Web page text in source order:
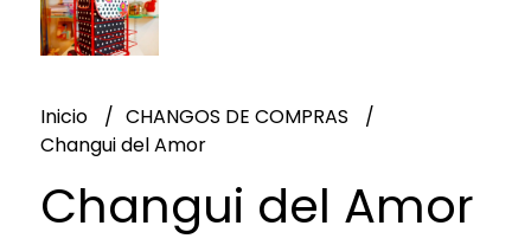
Inicio
CHANGOS DE COMPRAS
Changui del Amor
Changui del Amor